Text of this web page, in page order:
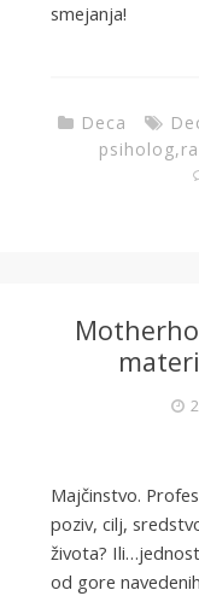
smejanja!
Deca
psiholog,
Majčinstvo.
poziv, cilj,
života?
od gore